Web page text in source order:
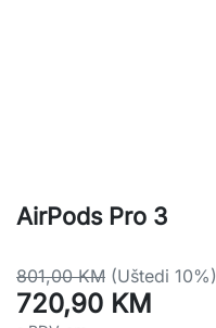
AirPods Pro 3
801,00 KM (Uštedi 10%)
720,90 KM